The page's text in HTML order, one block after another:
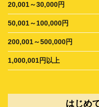
20,001～30,000円
50,001～100,000円
200,001～500,000円
1,000,001円以上
はじめ